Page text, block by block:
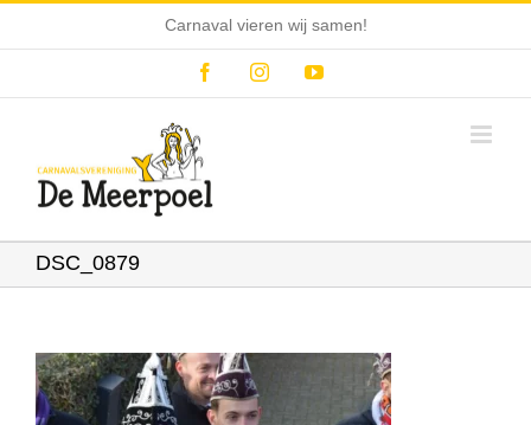
Carnaval vieren wij samen!
FacebookInstagramYouTube
DSC_0879